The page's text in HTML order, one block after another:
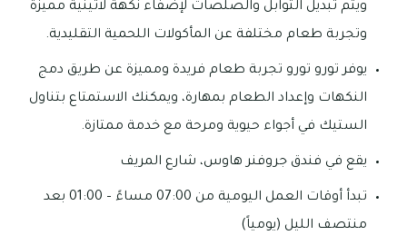
ويتم تبديل التوابل والصلصات لإضفاء نكهة لاتينية مميزة
وتجربة طعام مختلفة عن المأكولات اللحمية التقليدية.
يوفر تورو تورو تجربة طعام فريدة ومميزة عن طريق دمج
النكهات وإعداد الطعام بمهارة، ويمكنك الاستمتاع بتناول
الستيك في أجواء حيوية ومرحة مع خدمة ممتازة.
يقع في فندق جروفنر هاوس، شارع المريف
تبدأ أوقات العمل اليومية من 07:00 مساءً – 01:00 بعد
منتصف الليل (يومياً)